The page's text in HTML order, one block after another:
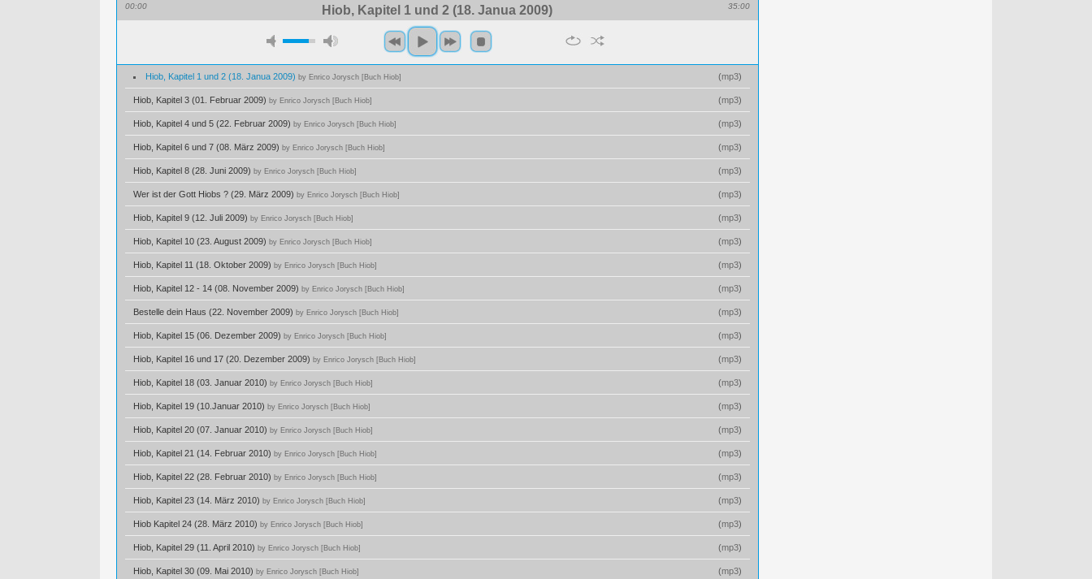
00:00 35:00
Hiob, Kapitel 1 und 2 (18. Janua 2009)
(mp3)
Hiob, Kapitel 1 und 2 (18. Janua 2009) by Enrico Jorysch [Buch Hiob]
(mp3)
Hiob, Kapitel 3 (01. Februar 2009) by Enrico Jorysch [Buch Hiob]
(mp3)
Hiob, Kapitel 4 und 5 (22. Februar 2009) by Enrico Jorysch [Buch Hiob]
(mp3)
Hiob, Kapitel 6 und 7 (08. März 2009) by Enrico Jorysch [Buch Hiob]
(mp3)
Hiob, Kapitel 8 (28. Juni 2009) by Enrico Jorysch [Buch Hiob]
(mp3)
Wer ist der Gott Hiobs ? (29. März 2009) by Enrico Jorysch [Buch Hiob]
(mp3)
Hiob, Kapitel 9 (12. Juli 2009) by Enrico Jorysch [Buch Hiob]
(mp3)
Hiob, Kapitel 10 (23. August 2009) by Enrico Jorysch [Buch Hiob]
(mp3)
Hiob, Kapitel 11 (18. Oktober 2009) by Enrico Jorysch [Buch Hiob]
(mp3)
Hiob, Kapitel 12 - 14 (08. November 2009) by Enrico Jorysch [Buch Hiob]
(mp3)
Bestelle dein Haus (22. November 2009) by Enrico Jorysch [Buch Hiob]
(mp3)
Hiob, Kapitel 15 (06. Dezember 2009) by Enrico Jorysch [Buch Hiob]
(mp3)
Hiob, Kapitel 16 und 17 (20. Dezember 2009) by Enrico Jorysch [Buch Hiob]
(mp3)
Hiob, Kapitel 18 (03. Januar 2010) by Enrico Jorysch [Buch Hiob]
(mp3)
Hiob, Kapitel 19 (10.Januar 2010) by Enrico Jorysch [Buch Hiob]
(mp3)
Hiob, Kapitel 20 (07. Januar 2010) by Enrico Jorysch [Buch Hiob]
(mp3)
Hiob, Kapitel 21 (14. Februar 2010) by Enrico Jorysch [Buch Hiob]
(mp3)
Hiob, Kapitel 22 (28. Februar 2010) by Enrico Jorysch [Buch Hiob]
(mp3)
Hiob, Kapitel 23 (14. März 2010) by Enrico Jorysch [Buch Hiob]
(mp3)
Hiob Kapitel 24 (28. März 2010) by Enrico Jorysch [Buch Hiob]
(mp3)
Hiob, Kapitel 29 (11. April 2010) by Enrico Jorysch [Buch Hiob]
(mp3)
Hiob, Kapitel 30 (09. Mai 2010) by Enrico Jorysch [Buch Hiob]